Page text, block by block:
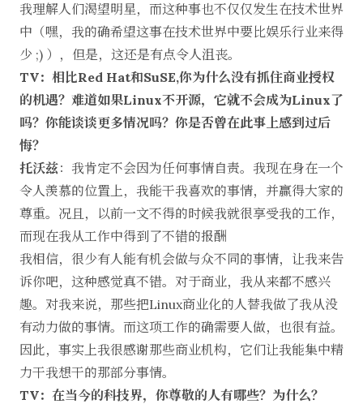
我理解人们渴望明星，而这种事也不仅仅发生在技术世界
中（嘿，我的确希望这事在技术世界中要比娱乐行业来得
少 ;) ），但是，这还是有点令人沮丧。
TV：相比Red Hat和SuSE,你为什么没有抓住商业授权
的机遇？难道如果Linux不开源，它就不会成为Linux了
吗？你能谈谈更多情况吗？你是否曾在此事上感到过后
悔？
托沃兹：我肯定不会因为任何事情自责。我现在身在一个
令人羡慕的位置上，我能干我喜欢的事情，并赢得大家的
尊重。况且，以前一文不得的时候我就很享受我的工作，
而现在我从工作中得到了不错的报酬
我相信，很少有人能有机会做与众不同的事情，让我来告
诉你吧，这种感觉真不错。对于商业，我从来都不感兴
趣。对我来说，那些把Linux商业化的人替我做了我从没
有动力做的事情。而这项工作的确需要人做，也很有益。
因此，事实上我很感谢那些商业机构，它们让我能集中精
力干我想干的那部分事情。
TV：在当今的科技界，你尊敬的人有哪些？为什么？